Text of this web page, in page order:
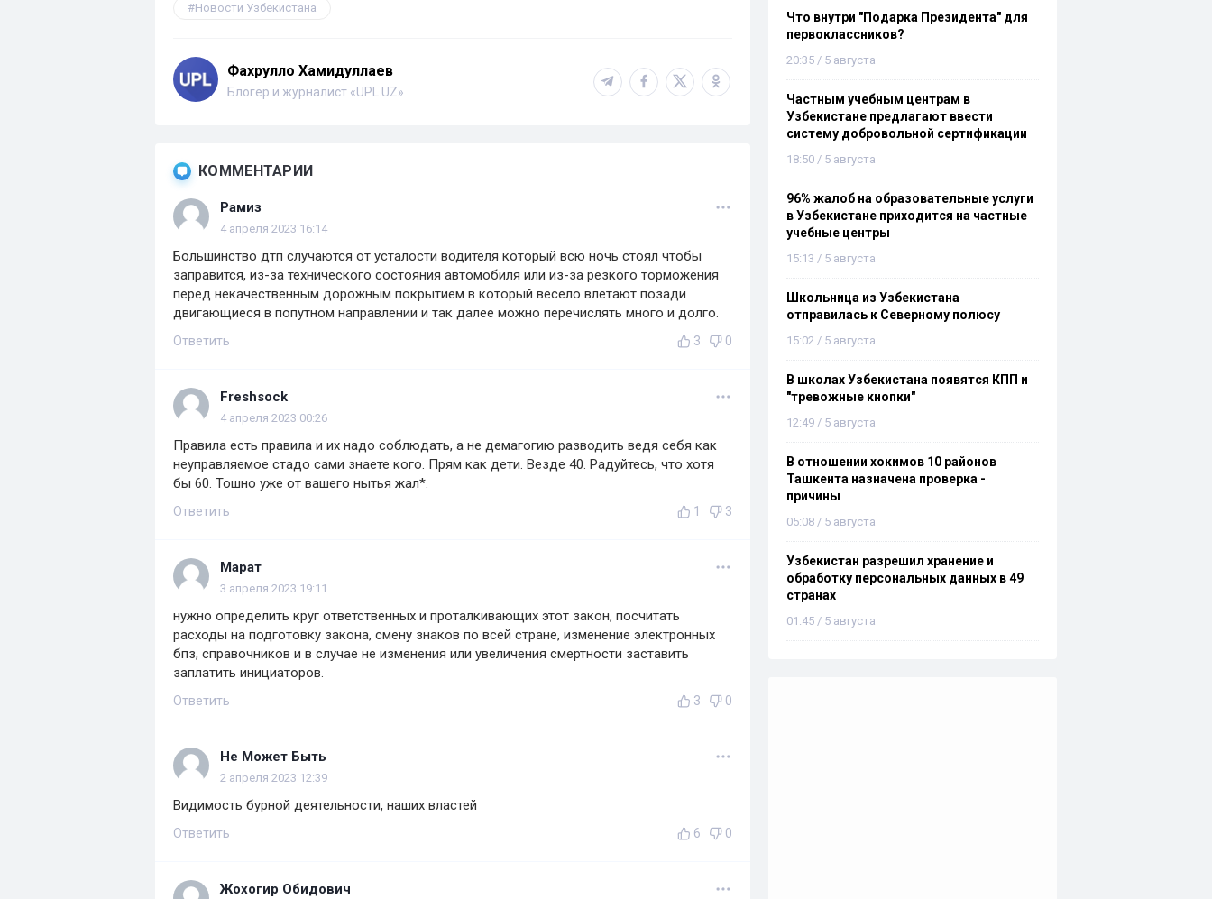
Новости Узбекистана
Фахрулло Хамидуллаев
Блогер и журналист «UPL.UZ»
КОММЕНТАРИИ
Рамиз
4 апреля 2023 16:14
Большинство дтп случаются от усталости водителя который всю ночь стоял чтобы
заправится, из-за технического состояния автомобиля или из-за резкого торможения
перед некачественным дорожным покрытием в который весело влетают позади
двигающиеся в попутном направлении и так далее можно перечислять много и долго.
Ответить 3 0
Freshsock
4 апреля 2023 00:26
Правила есть правила и их надо соблюдать, а не демагогию разводить ведя себя как
неуправляемое стадо сами знаете кого. Прям как дети. Везде 40. Радуйтесь, что хотя
бы 60. Тошно уже от вашего нытья жал*.
Ответить 1 3
Марат
3 апреля 2023 19:11
нужно определить круг ответственных и проталкивающих этот закон, посчитать
расходы на подготовку закона, смену знаков по всей стране, изменение электронных
бпз, справочников и в случае не изменения или увеличения смертности заставить
заплатить инициаторов.
Ответить 3 0
Не Может Быть
2 апреля 2023 12:39
Видимость бурной деятельности, наших властей
Ответить 6 0
Жохогир Обидович
Что внутри "Подарка Президента" для
первоклассников?
20:35 / 5 августа
Частным учебным центрам в
Узбекистане предлагают ввести
систему добровольной сертификации
18:50 / 5 августа
96% жалоб на образовательные услуги
в Узбекистане приходится на частные
учебные центры
15:13 / 5 августа
Школьница из Узбекистана
отправилась к Северному полюсу
15:02 / 5 августа
В школах Узбекистана появятся КПП и
"тревожные кнопки"
12:49 / 5 августа
В отношении хокимов 10 районов
Ташкента назначена проверка -
причины
05:08 / 5 августа
Узбекистан разрешил хранение и
обработку персональных данных в 49
странах
01:45 / 5 августа